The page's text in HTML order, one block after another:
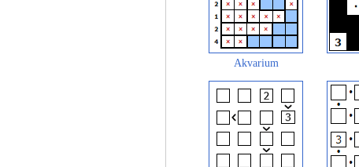
Akvarium